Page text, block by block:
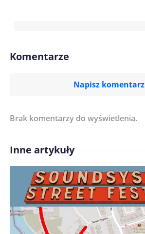
Komentarze
Napisz komentarz
Treść komentarza*
Imię/ Nick*
Brak komentarzy do wyświetlenia.
Inne artykuły